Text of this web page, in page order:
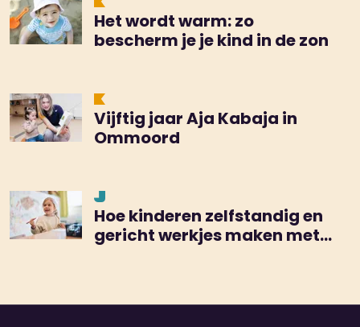
Het wordt warm: zo
bescherm je je kind in de zon
Vijftig jaar Aja Kabaja in
Ommoord
Hoe kinderen zelfstandig en
gericht werkjes maken met